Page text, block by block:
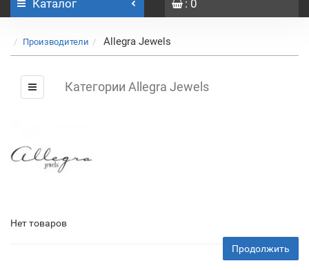
Каталог : 0
Производители Allegra Jewels
Категории Allegra Jewels
Нет товаров
Продолжить